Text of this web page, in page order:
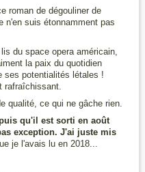
roman de dégouliner de
n'en suis étonnamment pas
du space opera américain,
la paix du quotidien
ses potentialités létales !
rafraîchissant.
qualité, ce qui ne gâche rien.
qu'il est sorti en août
exception. J'ai juste mis
je l'avais lu en 2018...